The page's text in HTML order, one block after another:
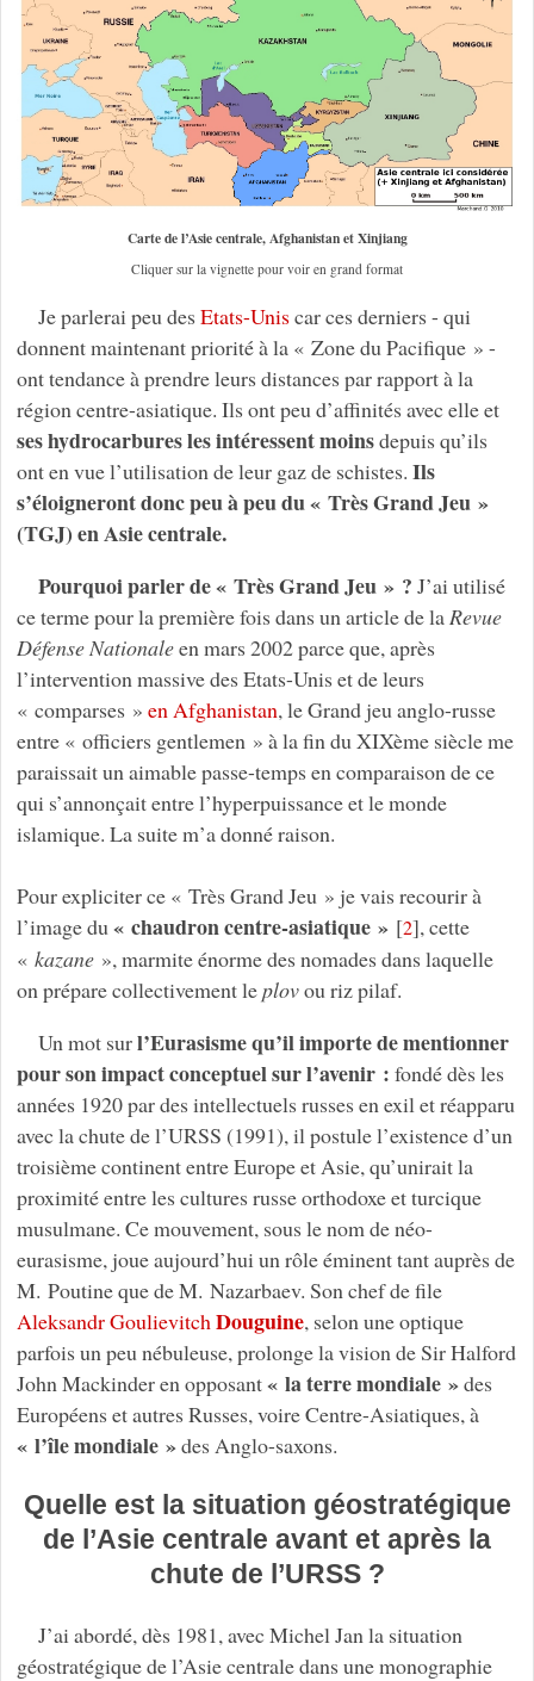
Carte de l’Asie centrale, Afghanistan et Xinjiang
Cliquer sur la vignette pour voir en grand format
Je parlerai peu des Etats-Uniscar ces derniers - qui
donnent maintenant priorité à la « Zone du Pacifique » -
ont tendance à prendre leurs distances par rapport à la
région centre-asiatique. Ils ont peu d’affinités avec elle et
ses hydrocarbures les intéressent moinsdepuis qu’ils
ont en vue l’utilisation de leur gaz de schistes. Ils
s’éloigneront donc peu à peu du « Très Grand Jeu »
(TGJ) en Asie centrale.
Pourquoi parler de « Très Grand Jeu » ? J’ai utilisé
ce terme pour la première fois dans un article de la Revue
Défense Nationaleen mars 2002 parce que, après
l’intervention massive des Etats-Unis et de leurs
« comparses » en Afghanistan, le Grand jeu anglo-russe
entre « officiers gentlemen » à la fin du XIXème siècle me
paraissait un aimable passe-temps en comparaison de ce
qui s’annonçait entre l’hyperpuissance et le monde
islamique. La suite m’a donné raison.
Pour expliciter ce « Très Grand Jeu » je vais recourir à
l’image du « chaudron centre-asiatique »[2], cette
« kazane», marmite énorme des nomades dans laquelle
on prépare collectivement leplovou riz pilaf.
Un mot surl’Eurasisme qu’il importe de mentionner
pour son impact conceptuel sur l’avenir : fondé dès les
années 1920 par des intellectuels russes en exil et réapparu
avec la chute de l’URSS (1991), il postule l’existence d’un
troisième continent entre Europe et Asie, qu’unirait la
proximité entre les cultures russe orthodoxe et turcique
musulmane. Ce mouvement, sous le nom de néo-
eurasisme, joue aujourd’hui un rôle éminent tant auprès de
M. Poutine que de M. Nazarbaev. Son chef de file
Aleksandr Goulievitch Douguine, selon une optique
parfois un peu nébuleuse, prolonge la vision de Sir Halford
John Mackinder en opposant« la terre mondiale »des
Européens et autres Russes, voire Centre-Asiatiques, à
« l’île mondiale »des Anglo-saxons.
Quelle est la situation géostratégique
de l’Asie centrale avant et après la
chute de l’URSS ?
J’ai abordé, dès 1981, avec Michel Jan la situation
géostratégique de l’Asie centraledans une monographie